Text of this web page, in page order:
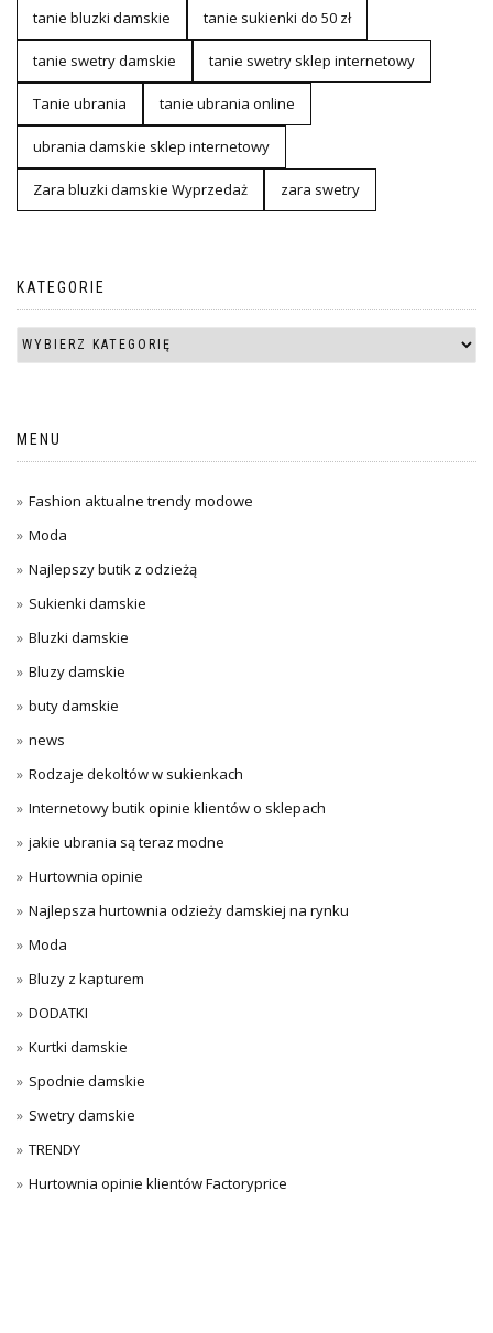
tanie bluzki damskie tanie sukienki do 50 zł
tanie swetry damskie tanie swetry sklep internetowy
Tanie ubrania tanie ubrania online
ubrania damskie sklep internetowy
Zara bluzki damskie Wyprzedaż zara swetry
KATEGORIE
MENU
Fashion aktualne trendy modowe
Moda
Najlepszy butik z odzieżą
Sukienki damskie
Bluzki damskie
Bluzy damskie
buty damskie
news
Rodzaje dekoltów w sukienkach
Internetowy butik opinie klientów o sklepach
jakie ubrania są teraz modne
Hurtownia opinie
Najlepsza hurtownia odzieży damskiej na rynku
Moda
Bluzy z kapturem
DODATKI
Kurtki damskie
Spodnie damskie
Swetry damskie
TRENDY
Hurtownia opinie klientów Factoryprice